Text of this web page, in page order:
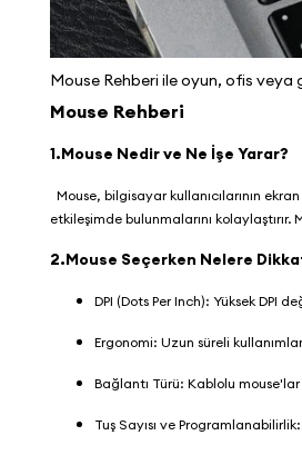
Mouse Rehberi ile oyun, ofis
Mouse Rehberi
1.Mouse Nedir ve Ne İşe Yarar?
Mouse, bilgisayar kullanıcılarının
etkileşimde bulunmalarını
2.Mouse Seçerken Nelere
DPI (Dots Per Inch): Yüksek DPI
Ergonomi: Uzun süreli
Bağlantı Türü: Kablolu
Tuş Sayısı ve